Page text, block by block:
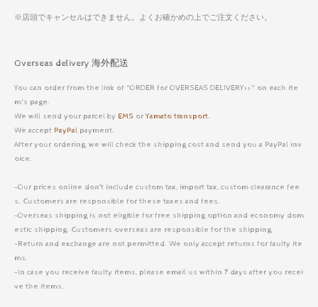
※店頭でキャンセルはできません。よくお確かめの上でご注文ください。
Overseas delivery 海外配送
You can order from the link of "ORDER for OVERSEAS DELIVERY>>" on each ite
m's page.
We will send your parcel by EMS orYamato transport.
We accept PayPal payment.
After your ordering, we will check the shipping cost and send you a PayPal inv
oice.
-Our prices online don’t include custom tax, import tax, custom clearance fee
s. Customers are responsible for these taxes and fees.
-Overseas shipping is not eligible for free shipping option and economy dom
estic shipping. Customers overseas are responsible for the shipping.
-Return and exchange are not permitted. We only accept returns for faulty ite
ms.
-In case you receive faulty items, please email us within 7 days after you recei
ve the items.